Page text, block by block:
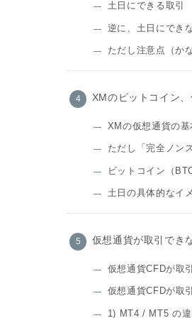
土日にできる取引
逆に、土日にでき
ただし注意点（か
XMのビットコイン
XMの仮想通貨の基
ただし「完全ノン
ビットコイン（
土日の具体的なイ
仮想通貨が取引でき
仮想通貨CFDが取
仮想通貨CFDが取
1) MT4 / MT5 の